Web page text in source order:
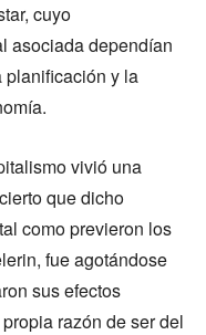
cuyo
asociada dependían
planificación y la
vivió una
que dicho
como previeron los
fue agotándose
sus efectos
razón de ser del